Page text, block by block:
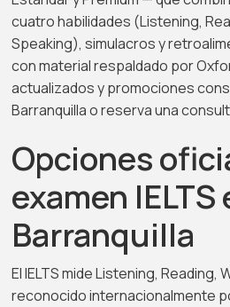
cuatro habilidades (Listening,
Speaking), simulacros y
con material respaldado por
actualizados y promociones
Barranquilla o reserva una
Opciones
examen IELTS
Barranquilla
El IELTS mide Listening, Reading,
reconocido internacionalmente